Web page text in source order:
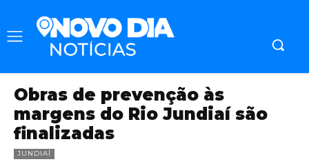
Obras de prevenção às
margens do Rio Jundiaí são
finalizadas
JUNDIAÍ